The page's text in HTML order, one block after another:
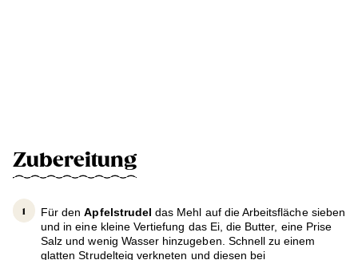
Zubereitung
Für denApfelstrudel das Mehl auf die Arbeitsfläche sieben
und in eine kleine Vertiefung das Ei, die Butter, eine Prise
Salz und wenig Wasser hinzugeben. Schnell zu einem
glatten Strudelteig verkneten und diesen bei